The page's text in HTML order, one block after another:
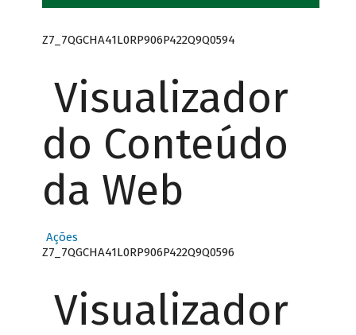
Z7_7QGCHA41L0RP906P422Q9Q0594
Visualizador
do Conteúdo
da Web
Ações
Z7_7QGCHA41L0RP906P422Q9Q0596
Visualizador